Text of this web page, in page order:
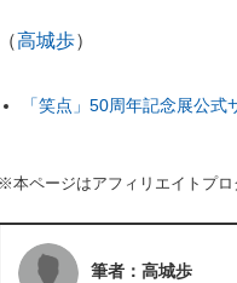
（高城歩）
「笑点」50周年記念展公式
※本ページはアフィリエイトプ
筆者：高城歩